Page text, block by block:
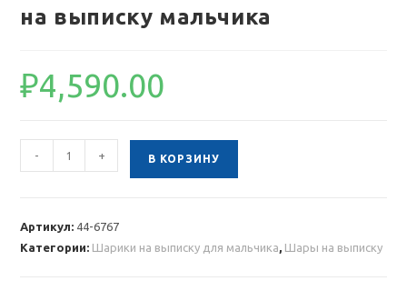
на выписку мальчика
₽4,590.00
Количество
товара
- + В КОРЗИНУ
Артикул: 44-6767
Категории: Шарики на выписку для мальчика, Шары на выписку